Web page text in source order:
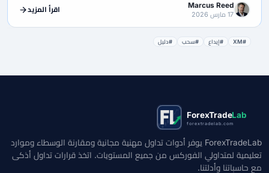
Marcus Reed
17 مارس 2026
اقرأ المزيد
#XM #إيداع #سحب #دليل
ForexTradeLab
forextradelab.com
ForexTradeLab يوفر أدوات تداول مهنية مجانية ومقارنة الوسطاء وموارد
تعليمية لمتداولي الفوركس من جميع المستويات. اتخذ قرارات تداول أذكى
مع حاسباتنا وأدلتنا.